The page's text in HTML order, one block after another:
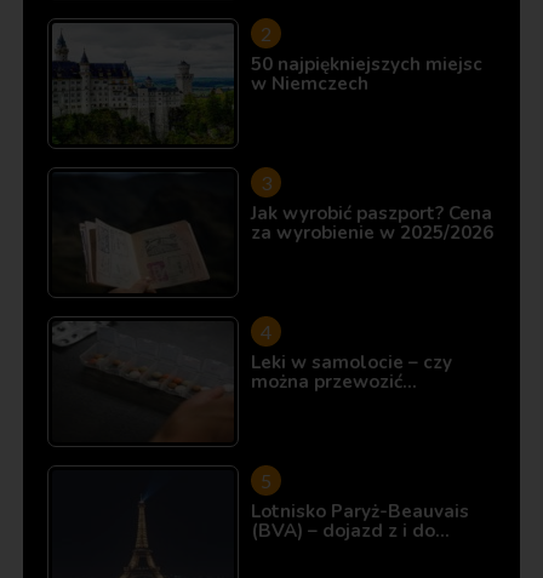
50 najpiękniejszych miejsc
w Niemczech
Jak wyrobić paszport? Cena
za wyrobienie w 2025/2026
Leki w samolocie – czy
można przewozić…
Lotnisko Paryż-Beauvais
(BVA) – dojazd z i do…